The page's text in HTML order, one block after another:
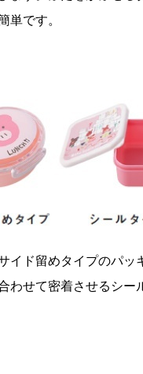
単です。
イド留めタイプのパッ
せて密着させるシー